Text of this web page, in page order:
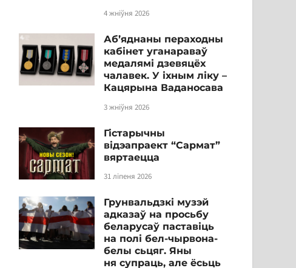
4 жніўня 2026
Аб’яднаны пераходны
кабінет уганараваў
медалямі дзевяцёх
чалавек. У іхным ліку –
Кацярына Ваданосава
3 жніўня 2026
Гістарычны
відэапраект “Сармат”
вяртаецца
31 ліпеня 2026
Грунвальдзкі музэй
адказаў на просьбу
беларусаў паставіць
на полі бел-чырвона-
белы сьцяг. Яны
ня супраць, але ёсьць